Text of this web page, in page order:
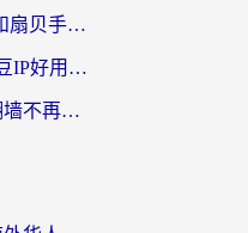
海外党必看：ChickCN和扇贝手游好用吗？3步选对回国加速器无缝刷国内资源
海外党困惑：迅游和豌豆IP好用吗？选对回国加速器，刷剧游戏再也不卡
海外党必看：大陆vpn翻墙不再难！选对加速器，无缝刷国内资源